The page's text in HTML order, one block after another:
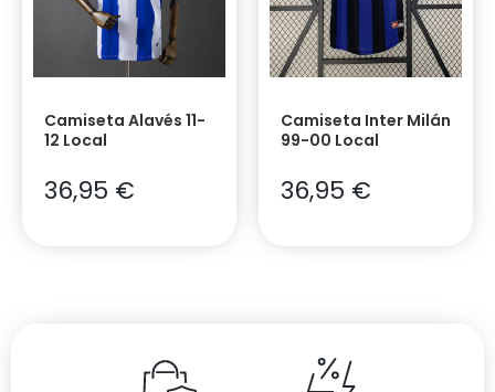
Camiseta Alavés 11-
12 Local
36,95 €
Camiseta Inter Milán
99-00 Local
36,95 €